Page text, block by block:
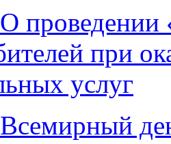
О проведении
при
услуг
Всемирный